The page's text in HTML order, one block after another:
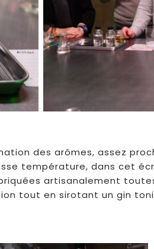
des arômes, assez
température, dans cet
artisanalement
tout en sirotant un gin